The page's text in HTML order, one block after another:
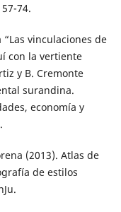
74.
vinculaciones de
con la vertiente
y B. Cremonte
surandina.
economía y
(2013). Atlas de
de estilos